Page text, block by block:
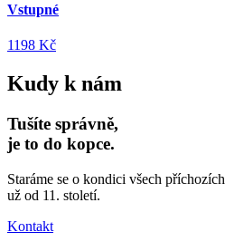
Vstupné
1198 Kč
Kudy k nám
Tušíte správně,
je to do kopce.
Staráme se o kondici všech příchozích
už od 11. století.
Kontakt